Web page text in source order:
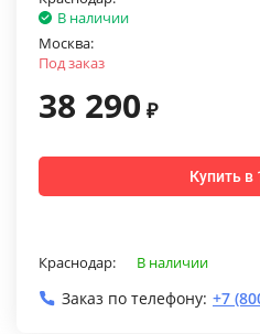
В наличии
Москва:
Под заказ
38 290 ₽
Купить в
Краснодар: В наличии
Заказ по телефону: +7